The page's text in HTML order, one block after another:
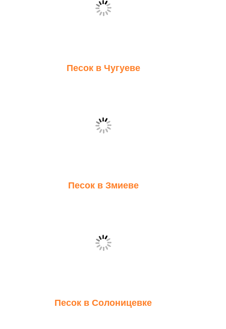
Песок в Чугуеве
Песок в Змиеве
Песок в Солоницевке